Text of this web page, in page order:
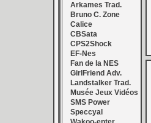
Arkames Trad.
Bruno C. Zone
Calice
CBSata
CPS2Shock
EF-Nes
Fan de la NES
GirlFriend Adv.
Landstalker Trad.
Musée Jeux Vidéos
SMS Power
Speccyal